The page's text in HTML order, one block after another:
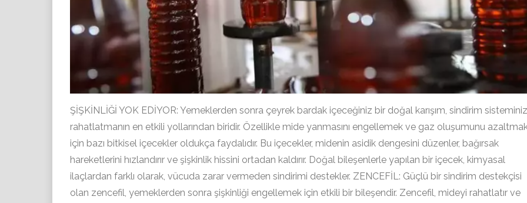
ŞİŞKİNLİĞİ YOK EDİYOR: Yemeklerden sonra çeyrek bardak içeceğiniz bir doğal karışım, sindirim
rahatlatmanın en etkili yollarından biridir. Özellikle mide yanmasını engellemek ve gaz oluşumunu
için bazı bitkisel içecekler oldukça faydalıdır. Bu içecekler, midenin asidik dengesini düzenler, bağırsak
hareketlerini hızlandırır ve şişkinlik hissini ortadan kaldırır. Doğal bileşenlerle yapılan bir içecek, kimyasal
ilaçlardan farklı olarak, vücuda zarar vermeden sindirimi destekler. ZENCEFİL: Güçlü bir sindirim destekçisi
olan zencefil, yemeklerden sonra şişkinliği engellemek için etkili bir bileşendir. Zencefil, mideyi rahatlatır ve